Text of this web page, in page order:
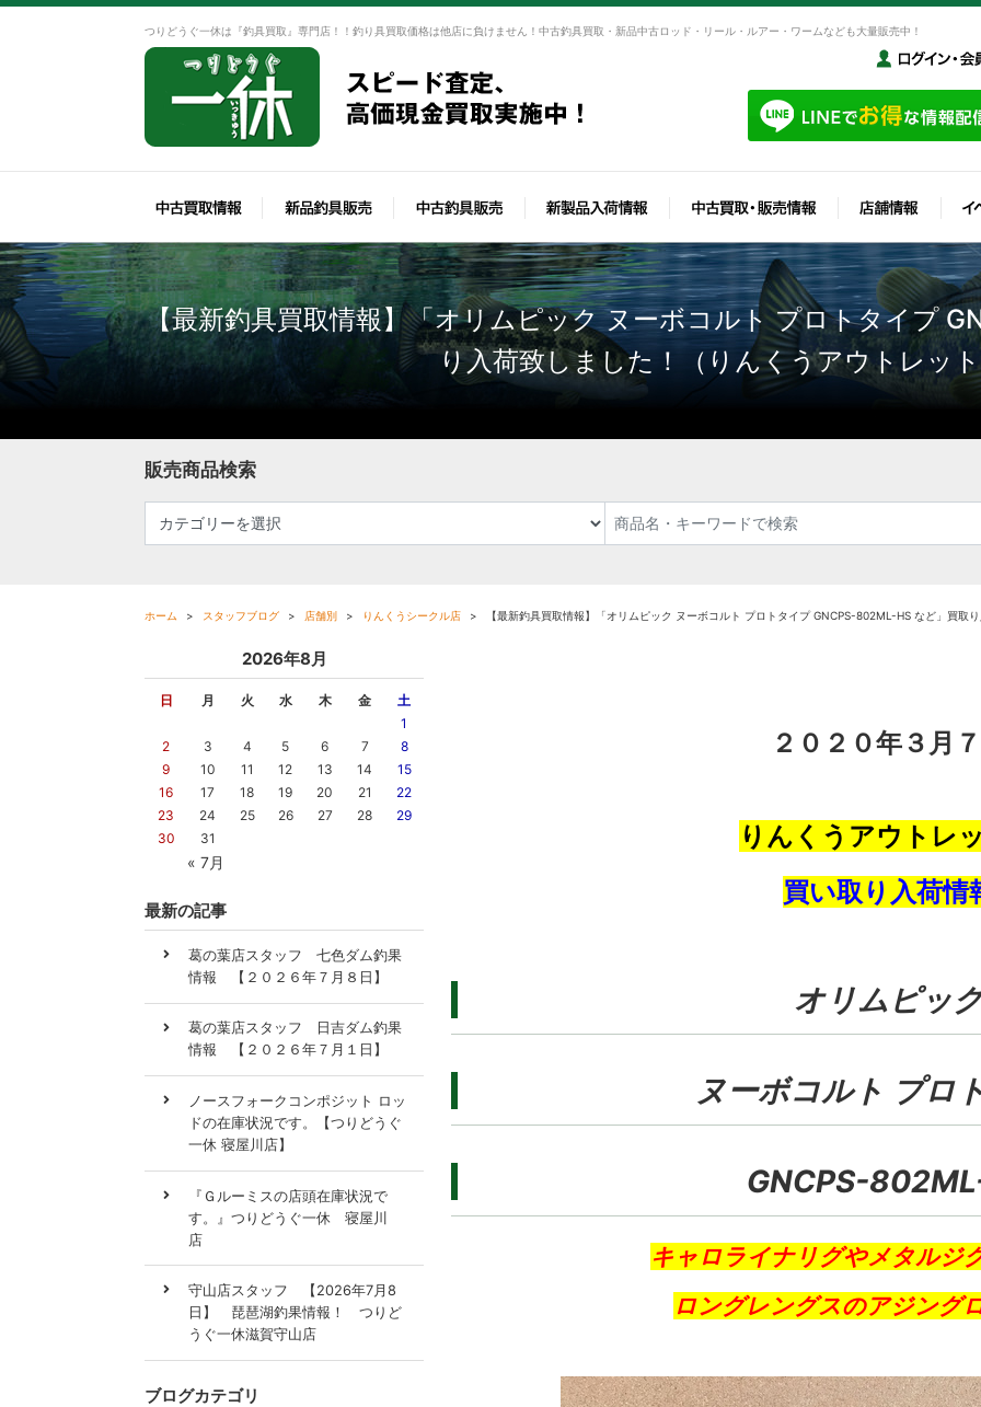
つりどうぐ一休は『釣具買取』専門店！！釣り具買取価格は他店に負けません！中古釣具買取・新品中古ロッド・リール・ルアー・ワームなども大量販売中！
【最新釣具買取情報】「オリムピック ヌーボコルト プロトタイプ
り入荷致しました！（りんくうアウトレッ
販売商品検索
ホーム スタッフブログ 店舗別 りんくうシークル店 【最新釣具買取情報】「オリムピック ヌーボコルト プロトタイプ GNCPS-802ML-HS など」買取
２０２０年３ 月７
りんくうアウトレ
買い取り入荷情
オリムピッ
ヌーボコルト プロ
GNCPS-
キャロライナリグやメタルジ
ロングレングスのアジング
2026年8月
日 月 火 水 木 金 土
« 7月
1
2
3 4 5 6 7
8
9
10 11 12 13 14
15
16
17 18 19 20 21
22
23
24 25 26 27 28
29
30
31
最新の記事
葛の葉店スタッフ 七色ダム釣果
情報 【２０２６年７月８日】
葛の葉店スタッフ 日吉ダム釣果
情報 【２０２６年７月１日】
ノースフォークコンポジット ロッ
ドの在庫状況です。【つりどうぐ
一休 寝屋川店】
『Ｇルーミスの店頭在庫状況で
す。』つりどうぐ一休 寝屋川
店
守山店スタッフ 【2026年7月8
日】 琵琶湖釣果情報！ つりど
うぐ一休滋賀守山店
ブログカテゴリ